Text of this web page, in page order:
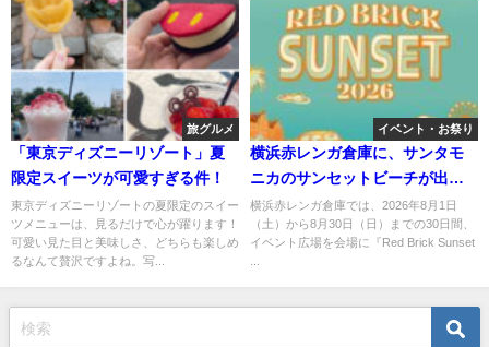
旅グルメ
「東京ディズニーリゾート」夏
限定スイーツが可愛すぎる件！
東京ディズニーリゾートの夏限定のスイー
ツメニューは、見るだけで心が躍ります！
可愛い見た目と美味しさ、どちらも楽しめ
るなんて贅沢ですよね。写...
イベント・お祭り
横浜赤レンガ倉庫に、サンタモ
ニカのサンセットビーチが出
現！8/1日～
横浜赤レンガ倉庫では、2026年8月1日
（土）から8月30日（日）までの30日間、
イベント広場を会場に『Red Brick Sunset